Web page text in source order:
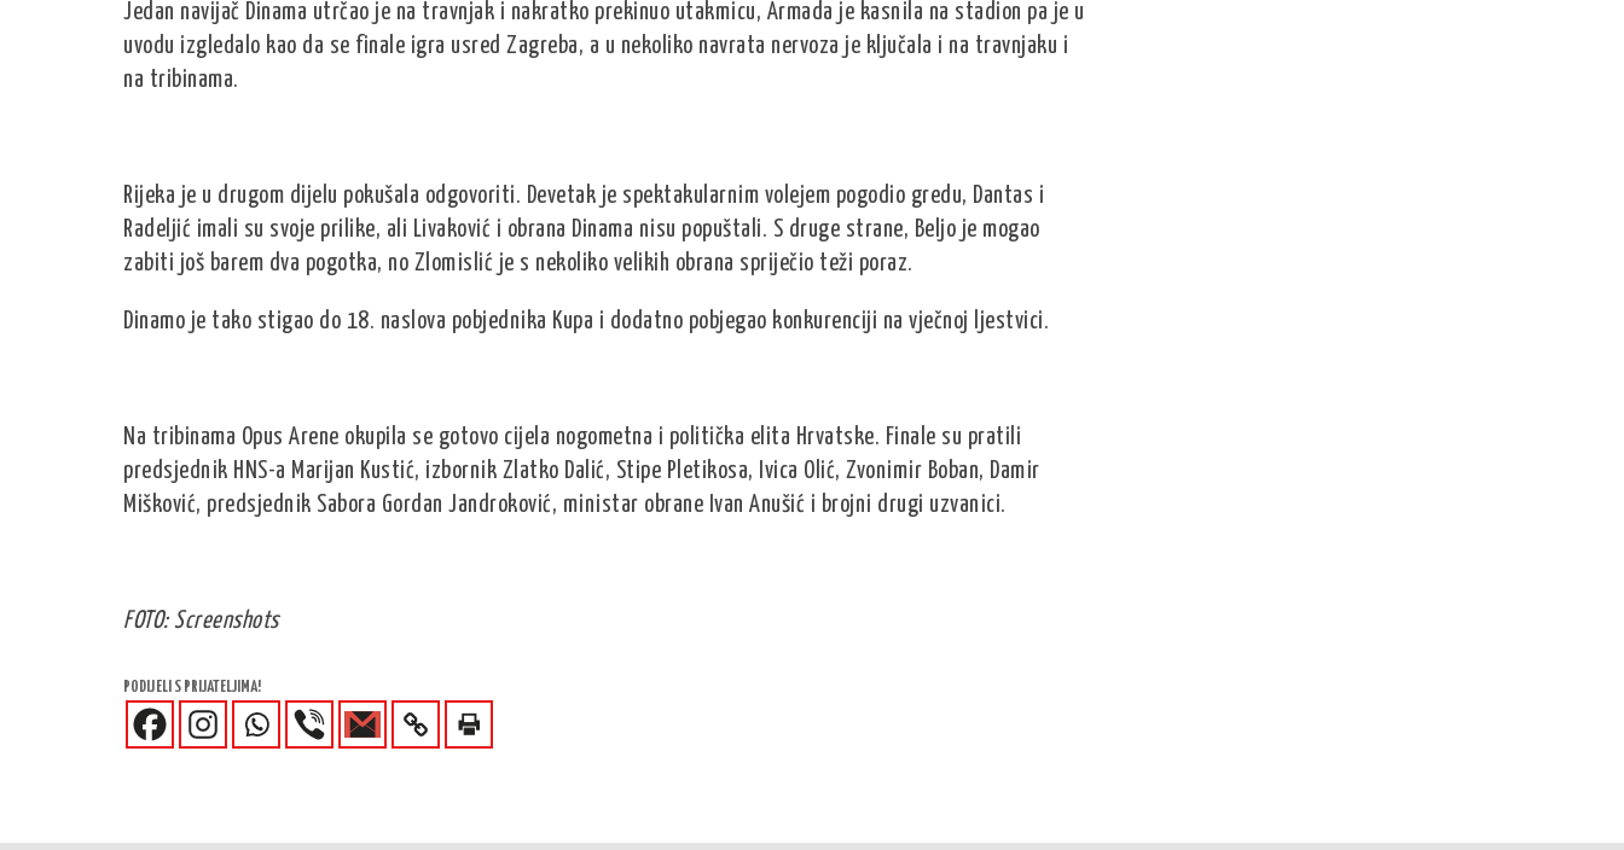
Jedan navijač Dinama utrčao je na travnjak i nakratko prekinuo utakmicu, Armada je kasnila na stadion pa je u
uvodu izgledalo kao da se finale igra usred Zagreba, a u nekoliko navrata nervoza je ključala i na travnjaku i
na tribinama.
Rijeka je u drugom dijelu pokušala odgovoriti. Devetak je spektakularnim volejem pogodio gredu, Dantas i
Radeljić imali su svoje prilike, ali Livaković i obrana Dinama nisu popuštali. S druge strane, Beljo je mogao
zabiti još barem dva pogotka, no Zlomislić je s nekoliko velikih obrana spriječio teži poraz.
Dinamo je tako stigao do 18. naslova pobjednika Kupa i dodatno pobjegao konkurenciji na vječnoj ljestvici.
Na tribinama Opus Arene okupila se gotovo cijela nogometna i politička elita Hrvatske. Finale su pratili
predsjednik HNS-a Marijan Kustić, izbornik Zlatko Dalić, Stipe Pletikosa, Ivica Olić, Zvonimir Boban, Damir
Mišković, predsjednik Sabora Gordan Jandroković, ministar obrane Ivan Anušić i brojni drugi uzvanici.
FOTO: Screenshots
PODIJELI S PRIJATELJIMA!